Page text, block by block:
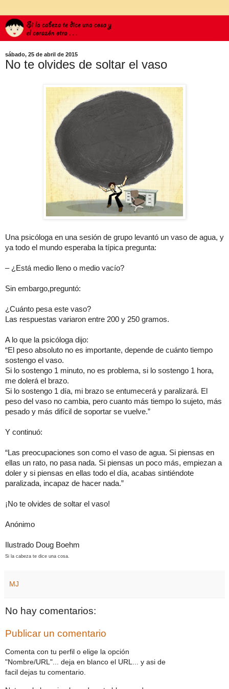
sábado, 25 de abril de 2015
No te olvides de soltar el vaso
Una psicóloga en una sesión de grupo levantó un vaso de agua, y
ya todo el mundo esperaba la típica pregunta:
– ¿Está medio lleno o medio vacío?
Sin embargo,preguntó:
¿Cuánto pesa este vaso?
Las respuestas variaron entre 200 y 250 gramos.
A lo que la psicóloga dijo:
“El peso absoluto no es importante, depende de cuánto tiempo
sostengo el vaso.
Si lo sostengo 1 minuto, no es problema, si lo sostengo 1 hora,
me dolerá el brazo.
Si lo sostengo 1 día, mi brazo se entumecerá y paralizará. El
peso del vaso no cambia, pero cuanto más tiempo lo sujeto, más
pesado y más difícil de soportar se vuelve.”
Y continuó:
“Las preocupaciones son como el vaso de agua. Si piensas en
ellas un rato, no pasa nada. Si piensas un poco más, empiezan a
doler y si piensas en ellas todo el día, acabas sintiéndote
paralizada, incapaz de hacer nada.”
¡No te olvides de soltar el vaso!
Anónimo
Ilustrado Doug Boehm
Si la cabeza te dice una cosa.
MJ
No hay comentarios:
Publicar un comentario
Comenta con tu perfil o elige la opción
"Nombre/URL"... deja en blanco el URL... y asi de
facil dejas tu comentario.